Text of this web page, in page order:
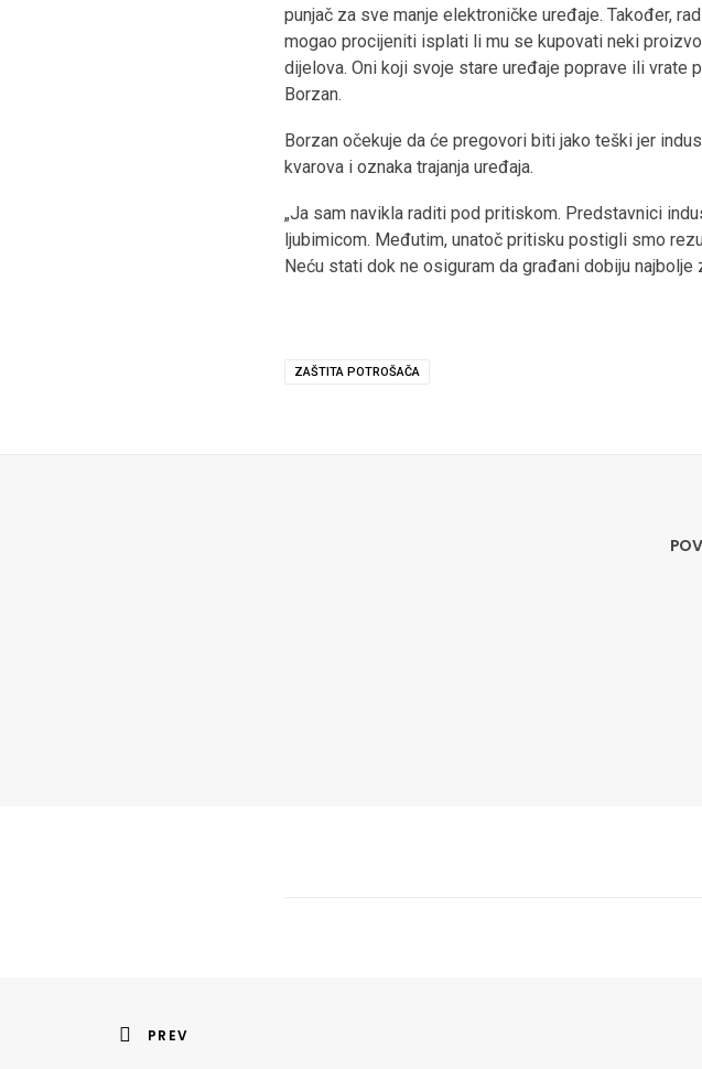
punjač za sve manje elektroničke uređaje. Također,
mogao procijeniti isplati li mu se kupovati neki
dijelova. Oni koji svoje stare uređaje poprave ili vrate
Borzan.
Borzan očekuje da će pregovori biti jako teški jer
kvarova i oznaka trajanja uređaja.
„Ja sam navikla raditi pod pritiskom. Predstavnici
ljubimicom. Međutim, unatoč pritisku postigli smo
Neću stati dok ne osiguram da građani dobiju najbolje
ZAŠTITA POTROŠAČA
PREV